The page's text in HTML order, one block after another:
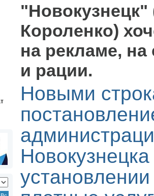
Короленко)
на рекламе, на
и рации.
Новыми